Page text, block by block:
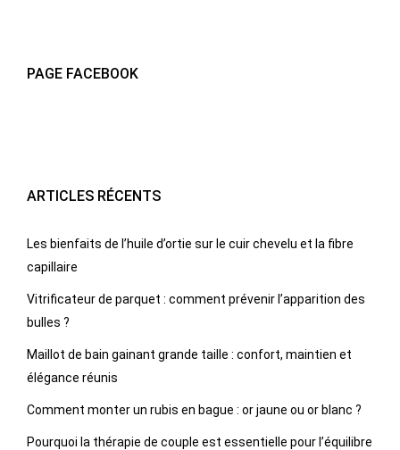
PAGE FACEBOOK
ARTICLES RÉCENTS
Les bienfaits de l’huile d’ortie sur le cuir chevelu et la fibre
capillaire
Vitrificateur de parquet : comment prévenir l’apparition des
bulles ?
Maillot de bain gainant grande taille : confort, maintien et
élégance réunis
Comment monter un rubis en bague : or jaune ou or blanc ?
Pourquoi la thérapie de couple est essentielle pour l’équilibre